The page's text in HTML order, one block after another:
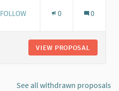
8 FOLLOWERS
FOLLOW 0 0
VIEW PROPOSAL
See all withdrawn proposals